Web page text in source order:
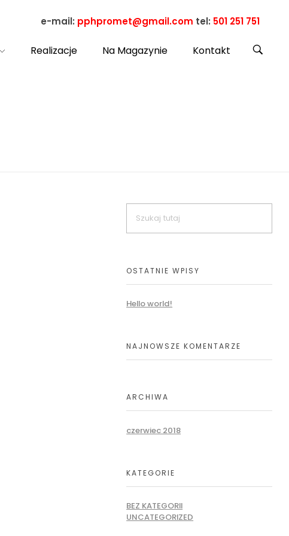
e-mail: pphpromet@gmail.com tel: 501 251 751
Realizacje Na Magazynie Kontakt
OSTATNIE WPISY
Hello world!
NAJNOWSZE KOMENTARZE
ARCHIWA
czerwiec 2018
KATEGORIE
BEZ KATEGORII
UNCATEGORIZED